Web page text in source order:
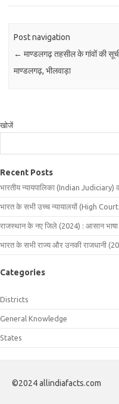
Post navigation
← माण्डलगढ़ तहसील के गांवों की
माण्डलगढ़, भीलवाड़ा
खोजें
Recent Posts
भारतीय न्यायपालिका (Indian Judiciary)
भारत के सभी उच्च न्यायालयों (High
राजस्थान के नए जिले (2024) : आसान भाषा
भारत के सभी राज्य और उनकी राजधानी
Categories
Districts
General Knowledge
States
©2024 allindiafacts.com